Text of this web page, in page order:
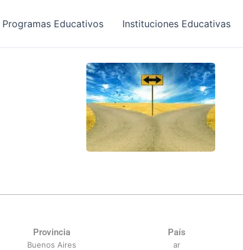
Programas Educativos Instituciones Educativas
Provincia País
Buenos Aires ar